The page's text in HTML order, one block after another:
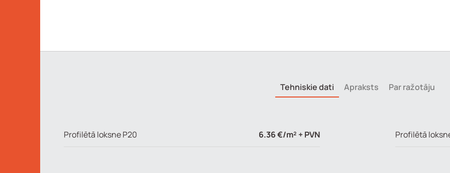
Tehniskie dati Apraksts Par ražotāju
Profilētā loksne P20 6.36 €/m² + PVN Profilētā